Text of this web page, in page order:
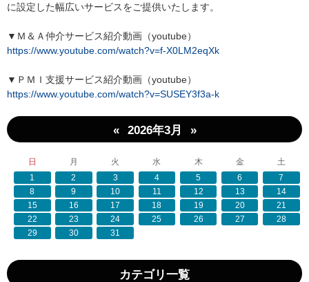
に設定した幅広いサービスをご提供いたします。
▼Ｍ＆Ａ仲介サービス紹介動画（youtube）
https://www.youtube.com/watch?v=f-X0LM2eqXk
▼ＰＭＩ支援サービス紹介動画（youtube）
https://www.youtube.com/watch?v=SUSEY3f3a-k
« 2026年3月 »
日 月 火 水 木 金
土
1
2 3 4 5 6
7
8
9 10 11 12 13
14
15
16 17 18 19 20
21
22
23 24 25 26 27
28
29
30 31
カテゴリ一覧